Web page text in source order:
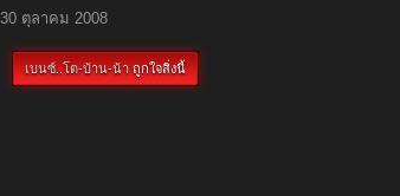
30 ตุลาคม 2008
เบนซ์..โต-บ้าน-น้า ถูกใจสิ่งนี้